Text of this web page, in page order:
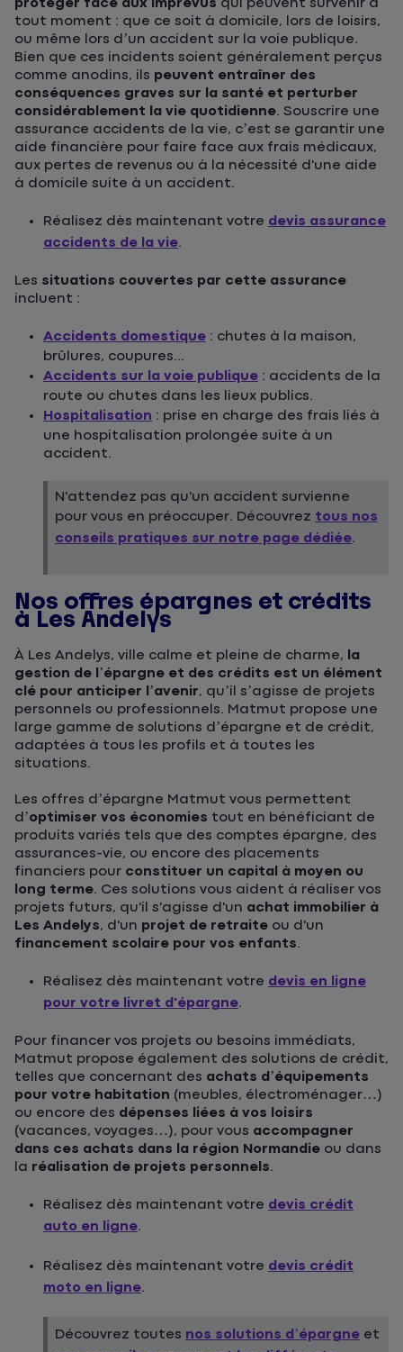
protéger face aux imprévus qui peuvent survenir à
tout moment : que ce soit à domicile, lors de loisirs,
ou même lors d’un accident sur la voie publique.
Bien que ces incidents soient généralement perçus
comme anodins, ils peuvent entraîner des
conséquences graves sur la santé et perturber
considérablement la vie quotidienne. Souscrire une
assurance accidents de la vie, c’est se garantir une
aide financière pour faire face aux frais médicaux,
aux pertes de revenus ou à la nécessité d'une aide
à domicile suite à un accident.
Réalisez dès maintenant votre devis assurance
accidents de la vie.
Les situations couvertes par cette assurance
incluent :
Accidents domestique : chutes à la maison,
brûlures, coupures...
Accidents sur la voie publique : accidents de la
route ou chutes dans les lieux publics.
Hospitalisation : prise en charge des frais liés à
une hospitalisation prolongée suite à un
accident.
N'attendez pas qu'un accident survienne
pour vous en préoccuper. Découvrez tous nos
conseils pratiques sur notre page dédiée.
Nos offres épargnes et crédits
à Les Andelys
À Les Andelys, ville calme et pleine de charme, la
gestion de l’épargne et des crédits est un élément
clé pour anticiper l’avenir, qu’il s’agisse de projets
personnels ou professionnels. Matmut propose une
large gamme de solutions d’épargne et de crédit,
adaptées à tous les profils et à toutes les
situations.
Les offres d’épargne Matmut vous permettent
d’optimiser vos économies tout en bénéficiant de
produits variés tels que des comptes épargne, des
assurances-vie, ou encore des placements
financiers pour constituer un capital à moyen ou
long terme. Ces solutions vous aident à réaliser vos
projets futurs, qu'il s'agisse d'un achat immobilier à
Les Andelys, d'un projet de retraite ou d'un
financement scolaire pour vos enfants.
Réalisez dès maintenant votre devis en ligne
pour votre livret d'épargne.
Pour financer vos projets ou besoins immédiats,
Matmut propose également des solutions de crédit,
telles que concernant des achats d’équipements
pour votre habitation (meubles, électroménager…)
ou encore des dépenses liées à vos loisirs
(vacances, voyages…), pour vous accompagner
dans ces achats dans la région Normandie ou dans
la réalisation de projets personnels.
Réalisez dès maintenant votre devis crédit
auto en ligne.
Réalisez dès maintenant votre devis crédit
moto en ligne.
Découvrez toutes nos solutions d’épargne et